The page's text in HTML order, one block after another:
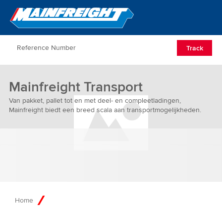
Go to Home
Track
Mainfreight Transport
Van pakket, pallet tot en met deel- en compleetladingen,
Mainfreight biedt een breed scala aan transportmogelijkheden.
Home